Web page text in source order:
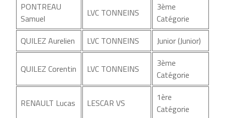
PONTREAU
Samuel
LVC TONNEINS
3ème
Catégorie
QUILEZ Aurelien
LVC TONNEINS Junior (Junior)
QUILEZ Corentin LVC TONNEINS
3ème
Catégorie
RENAULT Lucas LESCAR VS
1ère
Catégorie